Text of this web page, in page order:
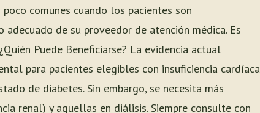
comunes cuando los pacientes son
de su proveedor de atención médica. Es
Puede Beneficiarse? La evidencia actual
para pacientes elegibles con insuficiencia cardíaca
de diabetes. Sin embargo, se necesita más
renal) y aquellas en diálisis. Siempre consulte con